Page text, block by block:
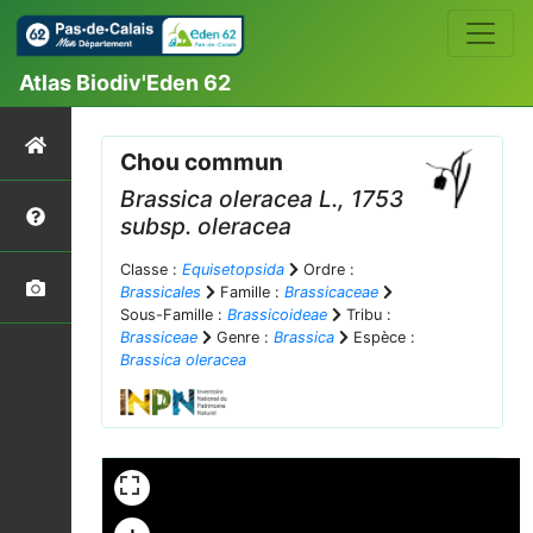
Atlas Biodiv'Eden 62
Chou commun
Brassica oleracea L., 1753
subsp. oleracea
Classe : Equisetopsida
Ordre :
Brassicales
Famille : Brassicaceae
Sous-Famille : Brassicoideae
Tribu :
Brassiceae
Genre : Brassica
Espèce :
Brassica oleracea